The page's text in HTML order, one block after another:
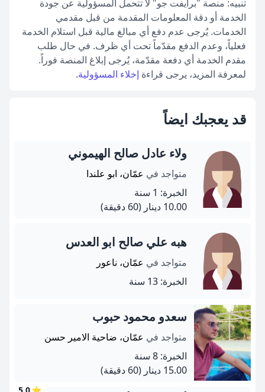
تنبيه: منصة "برايفت جو" لا تتحمل المسؤولية عن جودة
الخدمة أو دقة المعلومات المقدمة من قبل مقدمي
الخدمات. يُرجى عدم دفع أي مبالغ مالية قبل استلام الخدمة
فعلياً، وعدم الدفع مقدّماً تحت أي ظرف. في حال طلب
مقدم الخدمة أي دفعة مقدّمة، يُرجى إبلاغ المنصة فوراً.
لمعرفة المزيد، يرجى قراءة إخلاء المسؤولية.
قد يعجبك ايضاً
ولاء عادل صالح الهيموني
متواجد في عمّان، ابو علندا
الخبرة: 1 سنة
10.00 دينار
(60 دقيقة)
هبه علي صالح ابو العدس
متواجد في عمّان، ناعور
الخبرة: 13 سنة
سعدو محمود حبوب
متواجد في عمّان، ضاحية الامير حسن
الخبرة: 8 سنة
15.00 دينار
(60 دقيقة)